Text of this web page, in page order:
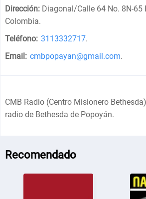
Dirección: Diagonal/Calle 64 No. 8N-65
Colombia.
Teléfono: 3113332717.
Email: cmbpopayan@gmail.com.
CMB Radio (Centro Misionero
radio de Bethesda de Popoyán.
Recomendado